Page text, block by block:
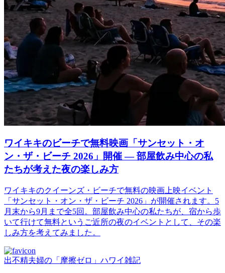
ワイキキのビーチで無料映画「サンセット・オ
ン・ザ・ビーチ 2026」開催 ― 部屋飲み中心の私
たちが考えた夜の楽しみ方
ワイキキのクイーンズ・ビーチで無料の映画上映イベント
「サンセット・オン・ザ・ビーチ 2026」が開催されます。5
月末から9月まで全5回。部屋飲み中心の私たちが、宿から歩
いて行けて無料というご近所の夜のイベントとして、その楽
しみ方を考えてみました。
出不精夫婦の「摩擦ゼロ」ハワイ雑記